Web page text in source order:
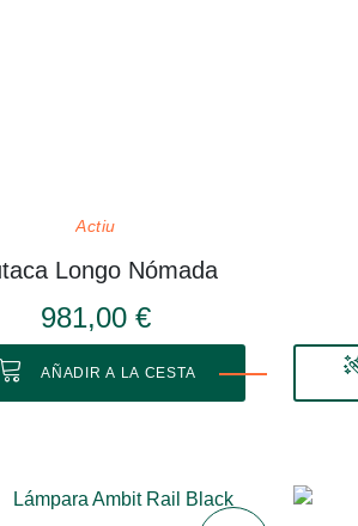
Actiu
Longo Nómada
981,00 €
AÑADIR A LA CESTA